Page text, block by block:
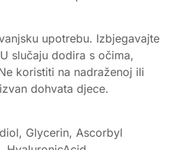
upotrebu. Izbjegavajte
slučaju dodira s očima,
koristiti na nadraženoj ili
dohvata djece.
Glycerin, Ascorbyl